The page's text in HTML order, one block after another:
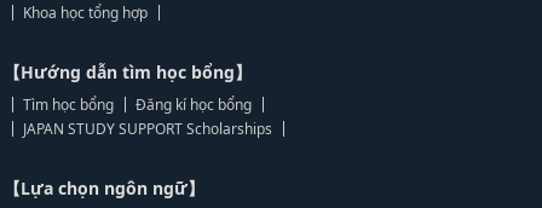
Khoa học tổng hợp
【Hướng dẫn tìm học bổng】
Tìm học bổng
Đăng kí học bổng
JAPAN STUDY SUPPORT Scholarships
【Lựa chọn ngôn ngữ】